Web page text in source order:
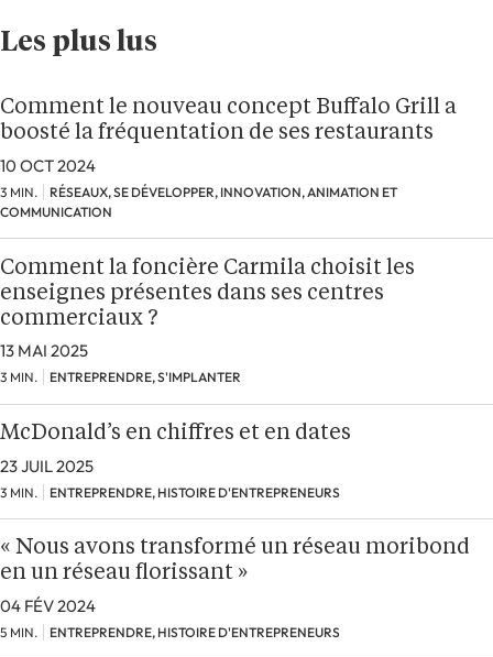
Les plus lus
Comment le nouveau concept Buffalo Grill a
boosté la fréquentation de ses restaurants
10 OCT 2024
3 MIN.
RÉSEAUX, SE DÉVELOPPER, INNOVATION, ANIMATION ET
COMMUNICATION
Comment la foncière Carmila choisit les
enseignes présentes dans ses centres
commerciaux ?
13 MAI 2025
3 MIN. ENTREPRENDRE, S'IMPLANTER
McDonald’s en chiffres et en dates
23 JUIL 2025
3 MIN. ENTREPRENDRE, HISTOIRE D'ENTREPRENEURS
« Nous avons transformé un réseau moribond
en un réseau florissant »
04 FÉV 2024
5 MIN. ENTREPRENDRE, HISTOIRE D'ENTREPRENEURS